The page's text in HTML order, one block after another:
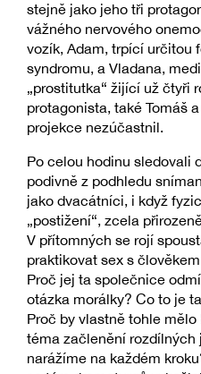
stejně jako jeho tři
vážného nervového
vozík, Adam, trpící určitou
syndromu, a Vladana,
„prostitutka“ žijící už čtyři
protagonista, také Tomáš
projekce nezúčastnil.
Po celou hodinu sledovali
podivně z podhledu
jako dvacátníci, i když
„postižení“, zcela
V přítomných se rojí
praktikovat sex s
Proč jej ta společnice
otázka morálky? Co to je
Proč by vlastně tohle
téma začlenění
narážíme na každém